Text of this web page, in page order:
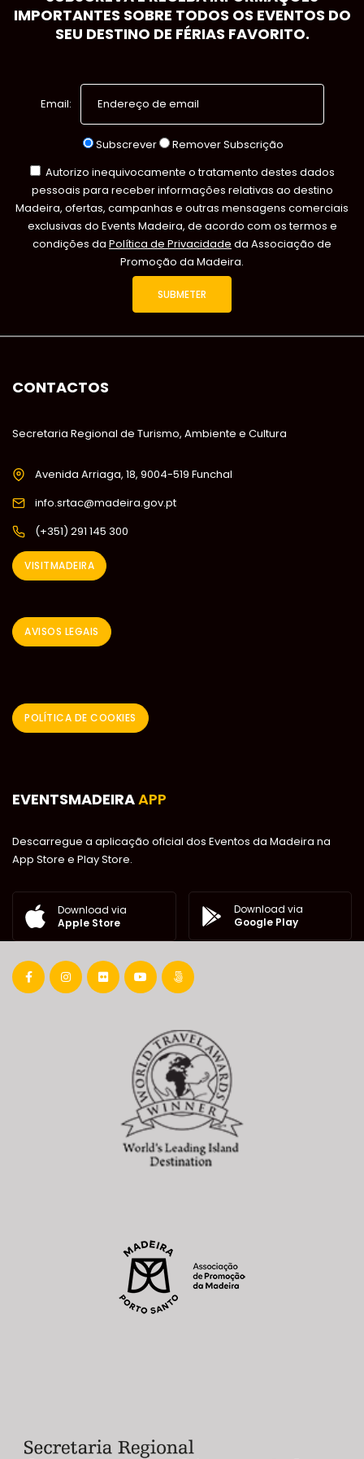
IMPORTANTES SOBRE TODOS OS EVENTOS DO
SEU DESTINO DE FÉRIAS FAVORITO.
Email:
Subscrever
Remover Subscrição
Autorizo inequivocamente o tratamento destes dados
pessoais para receber informações relativas ao destino
Madeira, ofertas, campanhas e outras mensagens comerciais
exclusivas do Events Madeira, de acordo com os termos e
condições da Política de Privacidade da Associação de
Promoção da Madeira.
CONTACTOS
Secretaria Regional de Turismo, Ambiente e Cultura
Avenida Arriaga, 18, 9004-519 Funchal
info.srtac@madeira.gov.pt
(+351) 291 145 300
VISITMADEIRA
AVISOS LEGAIS
POLÍTICA DE COOKIES
EVENTSMADEIRAAPP
Descarregue a aplicação oficial dos Eventos da Madeira na
App Store e Play Store.
Download via
Apple Store
Download via
Google Play